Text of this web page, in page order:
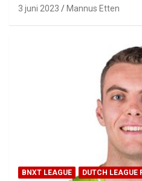
3 juni 2023 Mannus Etten
BNXT LEAGUE DUTCH LEAGUE